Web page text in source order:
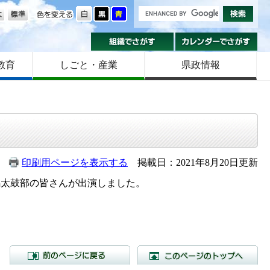
色を変える
大きさ
組織でさがす
育 しごと・産業 県政情報
印刷用ページを表示する
掲載日：2021年8月20日更新
鼓部の皆さんが出演しました。
前のページに戻る